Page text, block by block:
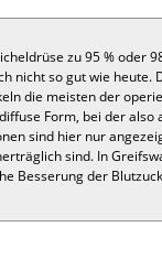
zu 95 %
nicht so gut wie
die meisten der
Form, bei der
sind hier nur
sind. In
Besserung der